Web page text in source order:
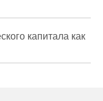
капитала как